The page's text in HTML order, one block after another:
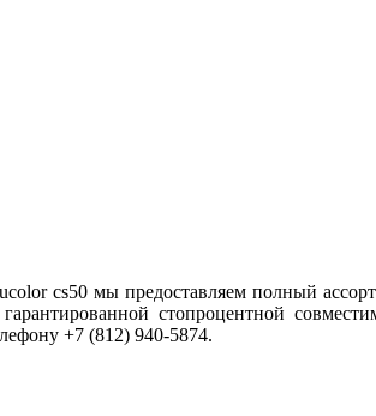
cs50 мы предоставляем полный
стопроцентной
+7 (812) 940-5874.